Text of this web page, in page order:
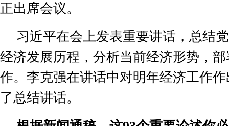
正出席会议。
习近平在会上发表重要讲话，总结
经济发展历程，分析当前经济形势，部
作。李克强在讲话中对明年经济工作
了总结讲话。